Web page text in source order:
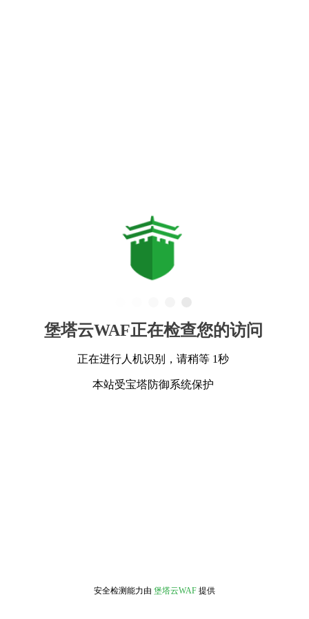
堡塔云WAF正在检查您的访问
正在进行人机识别，请稍等 1秒
本站受宝塔防御系统保护
安全检测能力由 堡塔云WAF 提供